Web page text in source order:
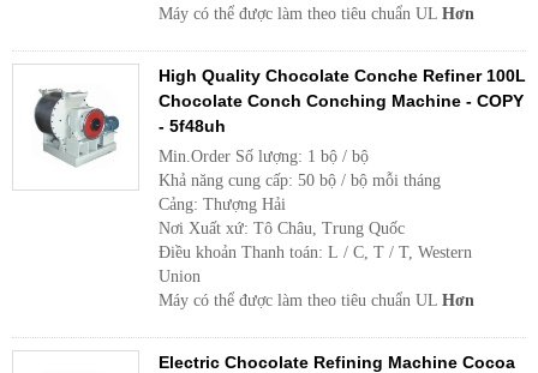
Máy có thể được làm theo tiêu chuẩn UL Hơn
High Quality Chocolate Conche Refiner 100L
Chocolate Conch Conching Machine - COPY
- 5f48uh
Min.Order Số lượng: 1 bộ / bộ
Khả năng cung cấp: 50 bộ / bộ mỗi tháng
Cảng: Thượng Hải
Nơi Xuất xứ: Tô Châu, Trung Quốc
Điều khoản Thanh toán: L / C, T / T, Western
Union
Máy có thể được làm theo tiêu chuẩn UL Hơn
Electric Chocolate Refining Machine Cocoa